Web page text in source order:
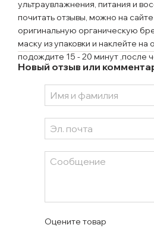
ультраувлажнения, питания и
почитать отзывы, можно на
оригинальную органическую
маску из упаковки и наклейте на
подождите 15 - 20 минут ,после
Новый отзыв или
Оцените товар